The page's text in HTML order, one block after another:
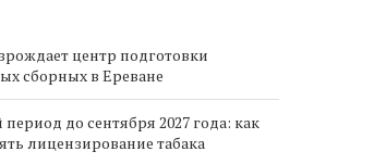
центр подготовки
сборных в Ереване
до сентября 2027 года: как
лицензирование табака